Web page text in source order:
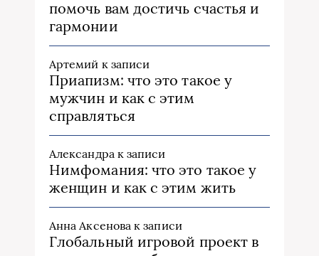
помочь вам достичь счастья и
гармонии
Артемий к записи
Приапизм: что это такое у
мужчин и как с этим
справляться
Александра к записи
Нимфомания: что это такое у
женщин и как с этим жить
Анна Аксенова к записи
Глобальный игровой проект в